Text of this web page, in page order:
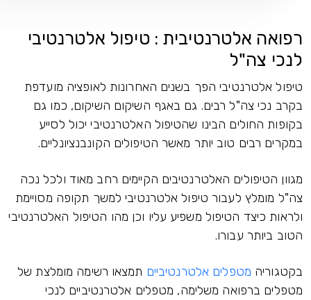
רפואה אלטרנטיבית : טיפול אלטרנטיבי
לנכי צה"ל
טיפול אלטרנטיבי הפך בשנים האחרונות לאופציה מועדפת
בקרב נכי צה"ל רבים. גם באגף השיקום השיקום, כמו גם
בקופות החולים הבינו שהטיפול האלטרנטיבי יכול לסייע
במקרים רבים טוב יותר מאשר הטיפולים הקונבנציונליים.
מגוון הטיפולים האלטרנטיבים הקיימים רחב מאוד ולכל נכה
צה"ל מומלץ לעבור טיפול אלטרנטיבי למשך תקופה מסויימת
ולראות כיצד הטיפול משפיע עליו וכן מהו הטיפול האלטרנטיבי
הטוב ביותר עבורו.
בקטגוריה מטפלים אלטרנטיביים תמצאו רשימה מומלצת של
מטפלים ברפואה משלימה, מטפלים אלטרנטיביים לנכי